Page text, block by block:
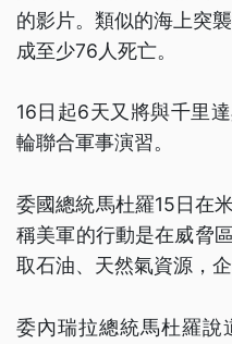
的影片。類似的海上突
成至少76人死亡。
16日起6天又將與千里
輪聯合軍事演習。
委國總統馬杜羅15日在
稱美軍的行動是在威脅
取石油、天然氣資源，
委內瑞拉總統馬杜羅說